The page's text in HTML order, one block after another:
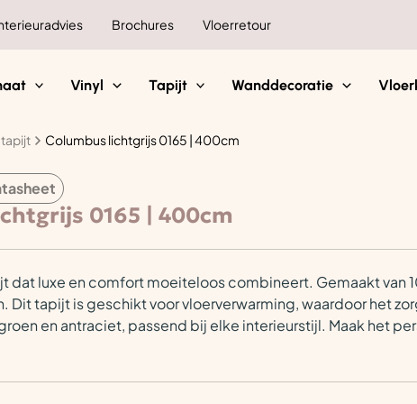
Brochures Vloerretour
Vinyl Tapijt Wanddecoratie
Columbus lichtgrijs 0165 | 400cm
0165 | 400cm
dat luxe en comfort moeiteloos combineert. Gemaakt
Dit tapijt is geschikt voor vloerverwarming, waardoor het
en antraciet, passend bij elke interieurstijl. Maak het